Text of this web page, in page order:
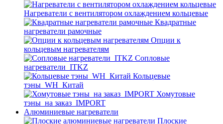
Нагреватели с вентилятором охлаждением кольцевые
Квадратные
нагреватели рамочные
Опции к
кольцевым нагревателям
Cопловые
нагреватели_ITKZ
Кольцевые
тэны_WH_Китай
Хомутовые
тэны_на заказ_IMPORT
Алюминиевые нагреватели
Плоские